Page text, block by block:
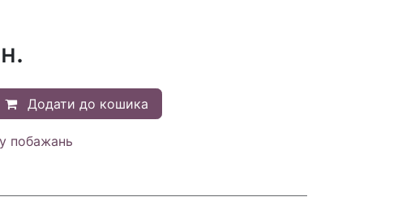
Додати до кошика
побажань